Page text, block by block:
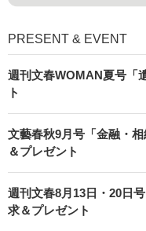
PRESENT & EVENT
週刊文春WOMAN夏号「
ト
文藝春秋9月号「金融・
＆プレゼント
週刊文春8月13日・20日
求＆プレゼント